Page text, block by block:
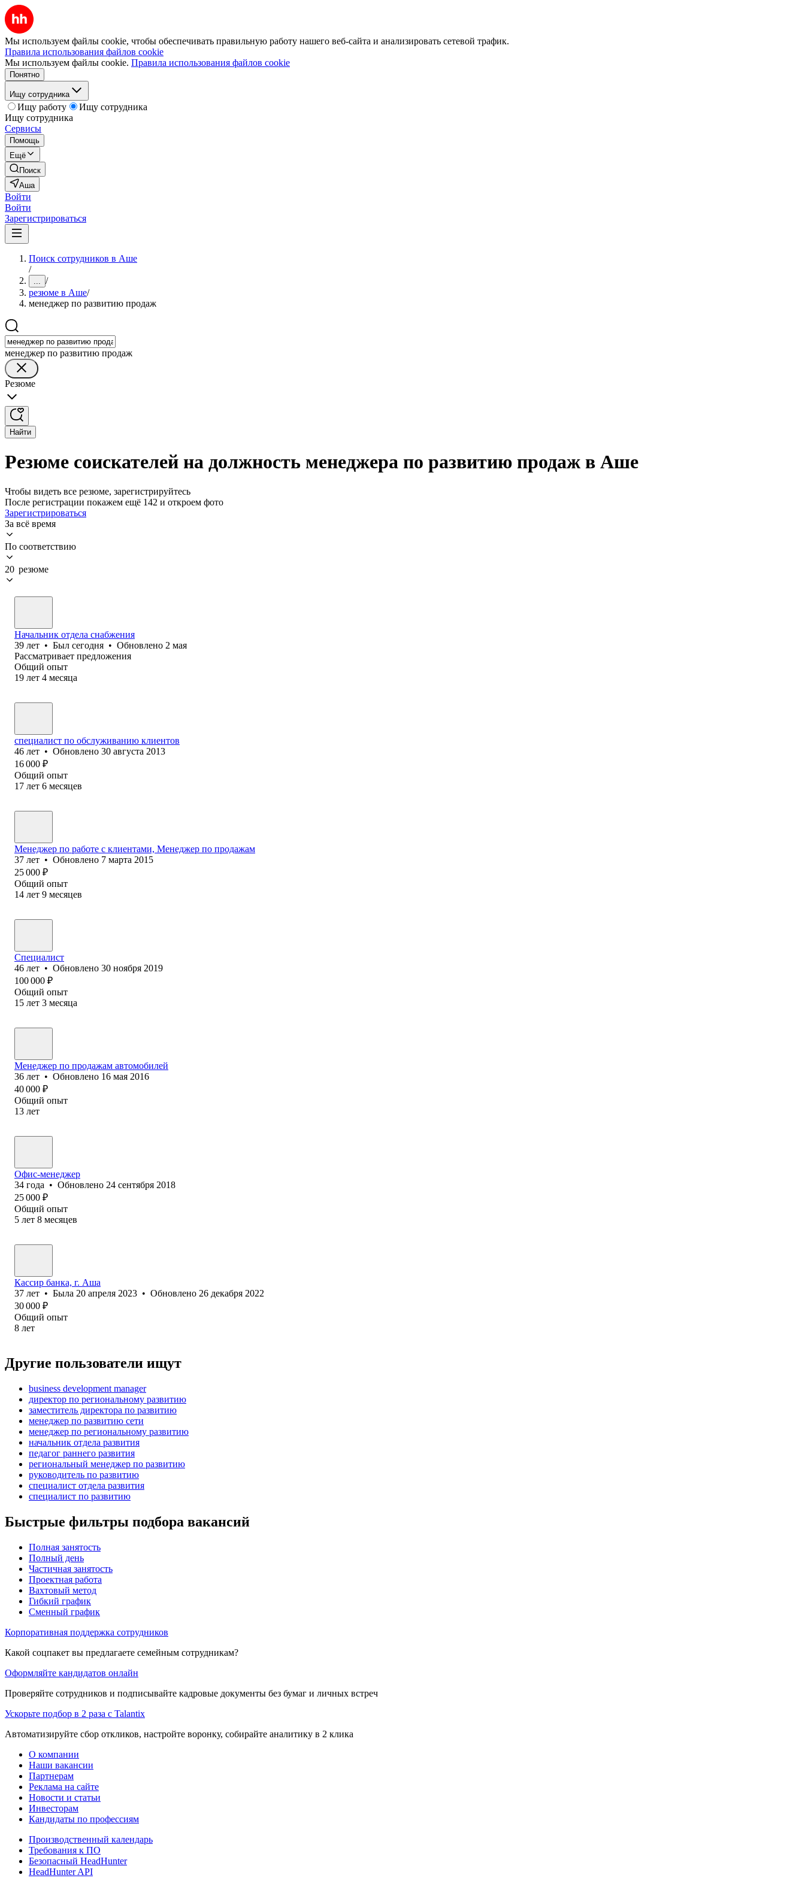
Мы используем файлы cookie, чтобы обеспечивать правильную работу нашего веб-сайта и анализировать сетевой трафик.
Правила использования файлов cookie
Мы используем файлы cookie. Правила использования файлов cookie
Понятно
Ищу сотрудника
Ищу работу
Ищу сотрудника
Ищу сотрудника
Сервисы
Помощь
Ещё
Поиск
Аша
Войти
Войти
Зарегистрироваться
Поиск сотрудников в Аше
/
... /
резюме в Аше/
менеджер по развитию продаж
менеджер по развитию продаж
Резюме
Найти
Резюме соискателей на должность менеджера по развитию продаж в Аше
Чтобы видеть все резюме, зарегистрируйтесь
После регистрации покажем ещё 142 и откроем фото
Зарегистрироваться
За всё время
По соответствию
20 резюме
Начальник отдела снабжения
39 лет • Был сегодня • Обновлено 2 мая
Рассматривает предложения
Общий опыт
19 лет 4 месяца
специалист по обслуживанию клиентов
46 лет • Обновлено 30 августа 2013
16 000 ₽
Общий опыт
17 лет 6 месяцев
Менеджер по работе с клиентами, Менеджер по продажам
37 лет • Обновлено 7 марта 2015
25 000 ₽
Общий опыт
14 лет 9 месяцев
Специалист
46 лет • Обновлено 30 ноября 2019
100 000 ₽
Общий опыт
15 лет 3 месяца
Менеджер по продажам автомобилей
36 лет • Обновлено 16 мая 2016
40 000 ₽
Общий опыт
13 лет
Офис-менеджер
34 года • Обновлено 24 сентября 2018
25 000 ₽
Общий опыт
5 лет 8 месяцев
Кассир банка, г. Аша
37 лет • Была 20 апреля 2023 • Обновлено 26 декабря 2022
30 000 ₽
Общий опыт
8 лет
Другие пользователи ищут
business development manager
директор по региональному развитию
заместитель директора по развитию
менеджер по развитию сети
менеджер по региональному развитию
начальник отдела развития
педагог раннего развития
региональный менеджер по развитию
руководитель по развитию
специалист отдела развития
специалист по развитию
Быстрые фильтры подбора вакансий
Полная занятость
Полный день
Частичная занятость
Проектная работа
Вахтовый метод
Гибкий график
Сменный график
Корпоративная поддержка сотрудников
Какой соцпакет вы предлагаете семейным сотрудникам?
Оформляйте кандидатов онлайн
Проверяйте сотрудников и подписывайте кадровые документы без бумаг и личных встреч
Ускорьте подбор в 2 раза с Talantix
Автоматизируйте сбор откликов, настройте воронку, собирайте аналитику в 2 клика
О компании
Наши вакансии
Партнерам
Реклама на сайте
Новости и статьи
Инвесторам
Кандидаты по профессиям
Производственный календарь
Требования к ПО
Безопасный HeadHunter
HeadHunter API